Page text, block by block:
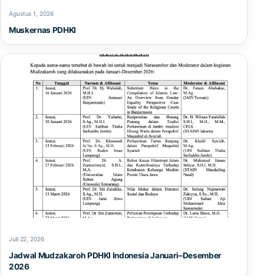
Agustus 1, 2026
Muskernas PDHKI
Juli 22, 2026
Jadwal Mudzakaroh PDHKI Indonesia Januari–Desember
2026